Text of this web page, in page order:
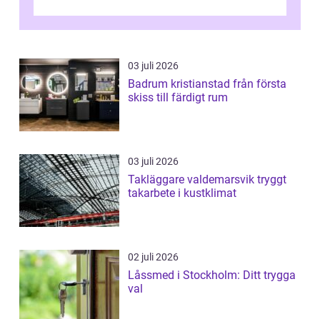
03 juli 2026
Badrum kristianstad från första
skiss till färdigt rum
03 juli 2026
Takläggare valdemarsvik tryggt
takarbete i kustklimat
02 juli 2026
Låssmed i Stockholm: Ditt trygga
val